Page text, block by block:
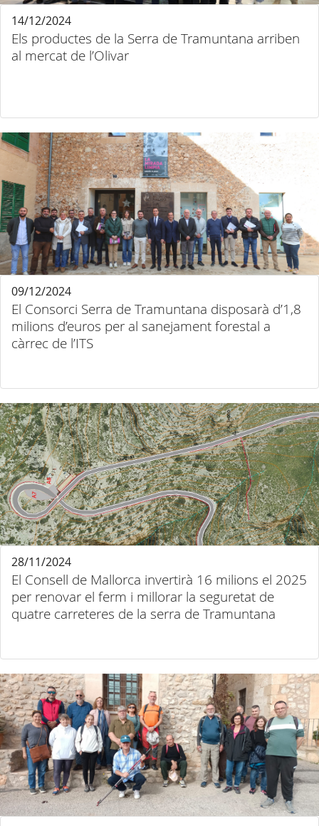
Els productes de la Serra de Tramuntana arriben
al mercat de l’Olivar
14/12/2024
El Consorci Serra de Tramuntana disposarà d’1,8
milions d’euros per al sanejament forestal a
càrrec de l’ITS
09/12/2024
El Consell de Mallorca invertirà 16 milions el 2025
per renovar el ferm i millorar la seguretat de
quatre carreteres de la serra de Tramuntana
28/11/2024